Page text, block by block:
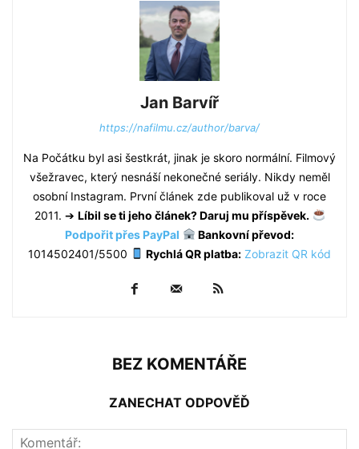
Jan Barvíř
https://nafilmu.cz/author/barva/
Na Počátku byl asi šestkrát, jinak je skoro normální. Filmový
všežravec, který nesnáší nekonečné seriály. Nikdy neměl
osobní Instagram. První článek zde publikoval už v roce
2011. ➔ Líbil se ti jeho článek? Daruj mu příspěvek.
Podpořit přes PayPal
Bankovní převod:
1014502401/5500
Rychlá QR platba: Zobrazit QR kód
BEZ KOMENTÁŘE
ZANECHAT ODPOVĚĎ